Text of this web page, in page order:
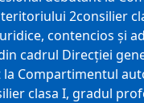
2consilier
contencios și
cadrul Direcției
Compartimentul
clasa I, gradul